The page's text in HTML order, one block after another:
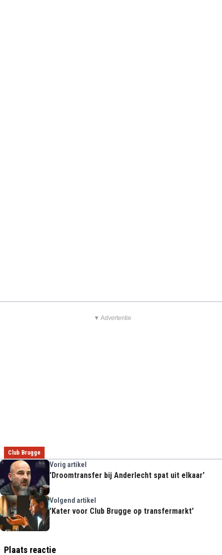
▼ Advertentie
Club Brugge
Vorig artikel
'Droomtransfer bij Anderlecht spat uit elkaar'
Volgend artikel
'Kater voor Club Brugge op transfermarkt'
Plaats reactie